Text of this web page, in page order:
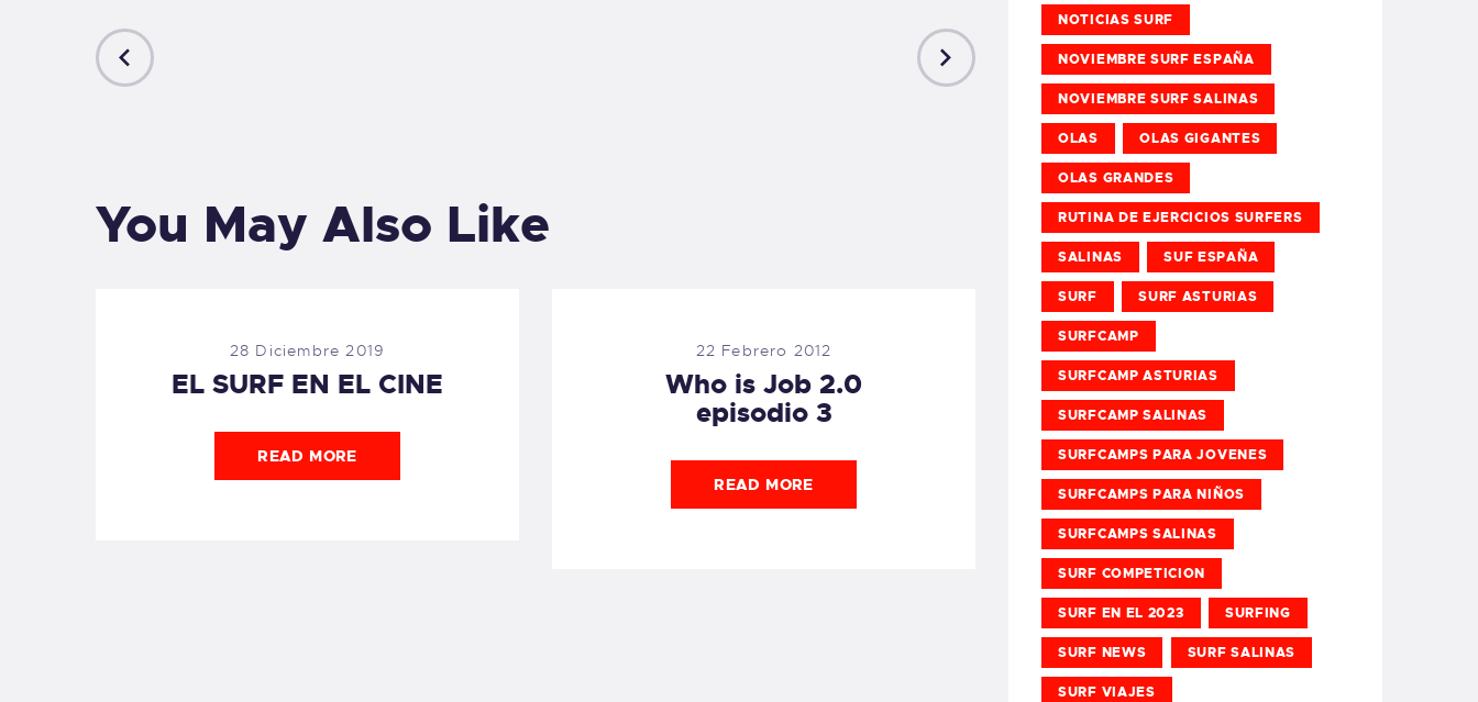
You May Also Like
28 Diciembre 2019
EL SURF EN EL CINE
READ MORE
22 Febrero 2012
Who is Job 2.0
episodio 3
READ MORE
NOTICIAS SURF
NOVIEMBRE SURF ESPAÑA
NOVIEMBRE SURF SALINAS
OLAS OLAS GIGANTES
OLAS GRANDES
RUTINA DE EJERCICIOS SURFERS
SALINAS SUF ESPAÑA
SURF SURF ASTURIAS
SURFCAMP
SURFCAMP ASTURIAS
SURFCAMP SALINAS
SURFCAMPS PARA JOVENES
SURFCAMPS PARA NIÑOS
SURFCAMPS SALINAS
SURF COMPETICION
SURF EN EL 2023 SURFING
SURF NEWS SURF SALINAS
SURF VIAJES